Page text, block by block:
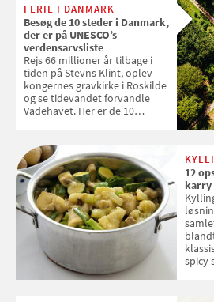
FERIE I DANMARK
Besøg de 10 steder i Danmark,
der er på UNESCO’s
verdensarvsliste
Rejs 66 millioner år tilbage i
tiden på Stevns Klint, oplev
kongernes gravkirke i Roskilde
og se tidevandet forvandle
Vadehavet. Her er de 10
12
karry
spicy